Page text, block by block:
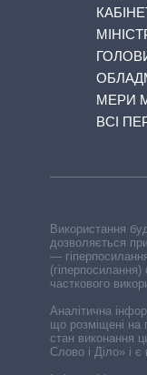
МЕРИ
ВСІ
Використання
дозволяється
—
часткового
Аналітична
що розміщені на
стан виконання
Слово і Діло» і